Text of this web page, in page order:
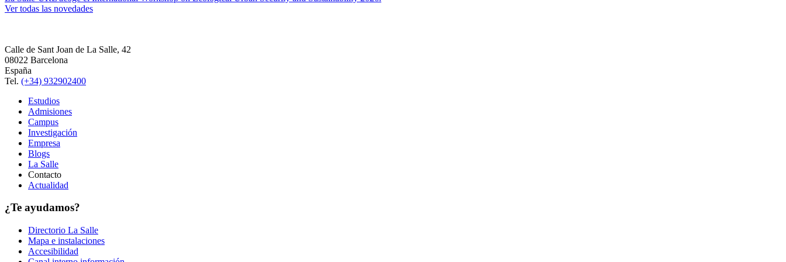
Ver todas las novedades
Calle de Sant Joan de La Salle, 42
08022 Barcelona
España
Tel. (+34) 932902400
Estudios
Admisiones
Campus
Investigación
Empresa
Blogs
La Salle
Contacto
Actualidad
¿Te ayudamos?
Directorio La Salle
Mapa e instalaciones
Accesibilidad